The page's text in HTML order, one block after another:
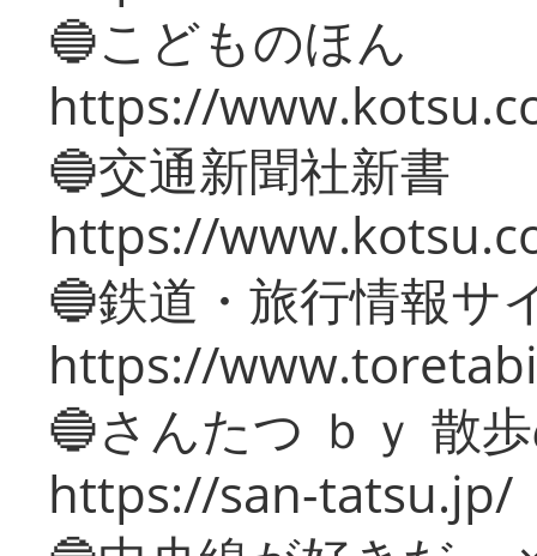
🔵こどものほん
https://
🔵交通新聞社新書
https://
🔵鉄道・旅行情報サ
https://
🔵さんたつ ｂｙ 散
https://san-tatsu.jp/